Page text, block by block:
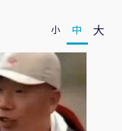
小 中 大